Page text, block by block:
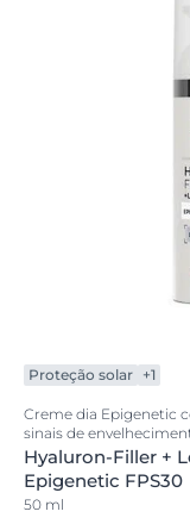
Proteção solar +1
Creme dia Epigenetic
sinais de
Hyaluron-Filler +
Epigenetic FPS30
50 ml